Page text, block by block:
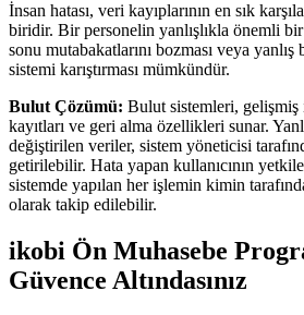
İnsan hatası, veri kayıplarının en sık
biridir. Bir personelin yanlışlıkla önemli bir
sonu mutabakatlarını bozması veya
sistemi karıştırması mümkündür.
Bulut Çözümü: Bulut sistemleri,
kayıtları ve geri alma özellikleri sunar.
değiştirilen veriler, sistem yöneticisi
getirilebilir. Hata yapan kullanıcının
sistemde yapılan her işlemin kimin
olarak takip edilebilir.
ikobi Ön Muhasebe
Güvence Altındasınız